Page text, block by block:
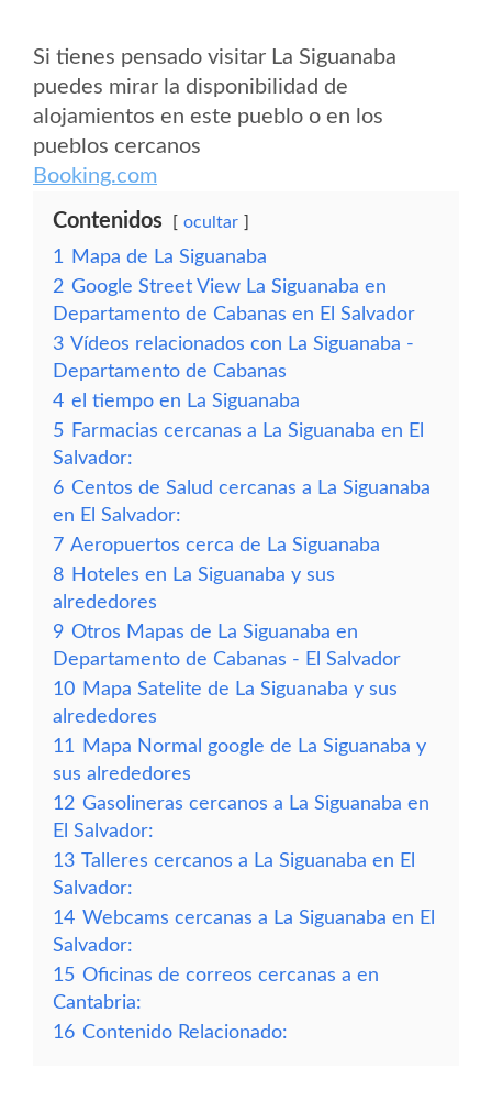
Si tienes pensado visitar La Siguanaba
puedes mirar la disponibilidad de
alojamientos en este pueblo o en los
pueblos cercanos
Booking.com
Contenidos ocultar
1
Mapa de La Siguanaba
2 Google Street View La Siguanaba en
Departamento de Cabanas en El Salvador
3 Vídeos relacionados con La Siguanaba -
Departamento de Cabanas
4 el tiempo en La Siguanaba
5 Farmacias cercanas a La Siguanaba en El
Salvador:
6 Centos de Salud cercanas a La Siguanaba
en El Salvador:
7 Aeropuertos cerca de La Siguanaba
8 Hoteles en La Siguanaba y sus
alrededores
9 Otros Mapas de La Siguanaba en
Departamento de Cabanas - El Salvador
10 Mapa Satelite de La Siguanaba y sus
alrededores
11
Mapa Normal google de La Siguanaba y
sus alrededores
12 Gasolineras cercanos a La Siguanaba en
El Salvador:
13 Talleres cercanos a La Siguanaba en El
Salvador:
14 Webcams cercanas a La Siguanaba en El
Salvador:
15 Oficinas de correos cercanas a en
Cantabria:
16 Contenido Relacionado: